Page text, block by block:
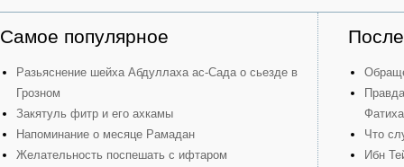
Самое популярное
Разьяснение шейха Абдуллаха ас-Сада о сьезде в
Грозном
Закятуль фитр и его ахкамы
Напоминание о месяце Рамадан
Желательность поспешать с ифтаром
Что
Ибн